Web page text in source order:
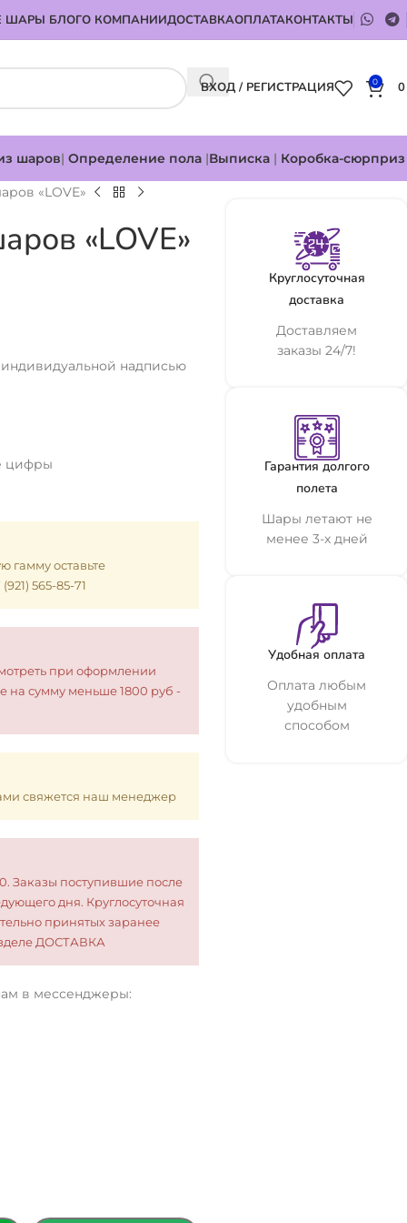
ШАРЫ БЛОГО КОМПАНИИДОСТАВКАОПЛАТАКОНТАКТЫ
ВХОД / РЕГИСТРАЦИЯ 0
шаров| Определение пола |Выписка | Коробка-сюрприз
«LOVE»
«LOVE»
надписью
цифры
гамму оставьте
565-85-71
при оформлении
на сумму меньше 1800 руб -
свяжется наш менеджер
Заказы поступившие после
дня. Круглосуточная
принятых заранее
ДОСТАВКА
в мессенджеры:
Круглосуточная
доставка
Доставляем
заказы 24/7!
Гарантия долгого
полета
Шары летают не
менее 3-х дней
Удобная оплата
Оплата любым
удобным
способом